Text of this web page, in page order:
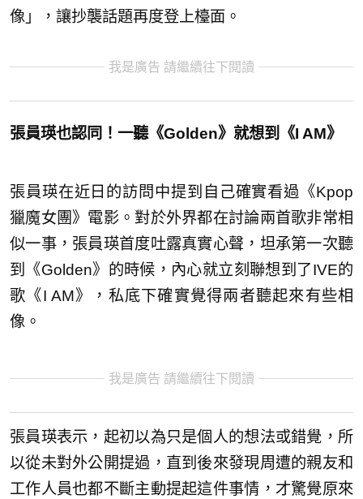
像」，讓抄襲話題再度登上檯面。
我是廣告 請繼續往下閱讀
張員瑛也認同！一聽《Golden》就想到《I AM》
張員瑛在近日的訪問中提到自己確實看過《Kpop
獵魔女團》電影。對於外界都在討論兩首歌非常相
似一事，張員瑛首度吐露真實心聲，坦承第一次聽
到《Golden》的時候，內心就立刻聯想到了IVE的
歌《I AM》，私底下確實覺得兩者聽起來有些相
像。
我是廣告 請繼續往下閱讀
張員瑛表示，起初以為只是個人的想法或錯覺，所
以從未對外公開提過，直到後來發現周遭的親友和
工作人員也都不斷主動提起這件事情，才驚覺原來